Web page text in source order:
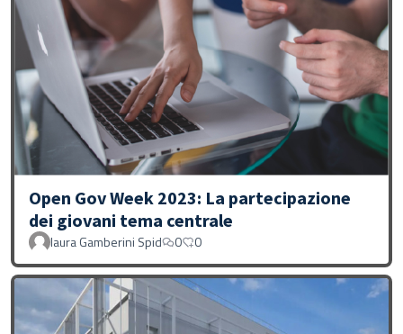
Open Gov Week 2023: La partecipazione
dei giovani tema centrale
laura Gamberini Spid 0 0